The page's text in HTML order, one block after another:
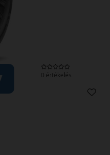
0 értékelés